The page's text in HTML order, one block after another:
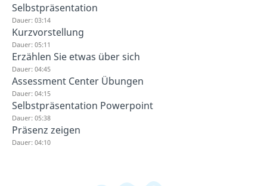
Selbstpräsentation
Dauer: 03:14
Kurzvorstellung
Dauer: 05:11
Erzählen Sie etwas über sich
Dauer: 04:45
Assessment Center Übungen
Dauer: 04:15
Selbstpräsentation Powerpoint
Dauer: 05:38
Präsenz zeigen
Dauer: 04:10